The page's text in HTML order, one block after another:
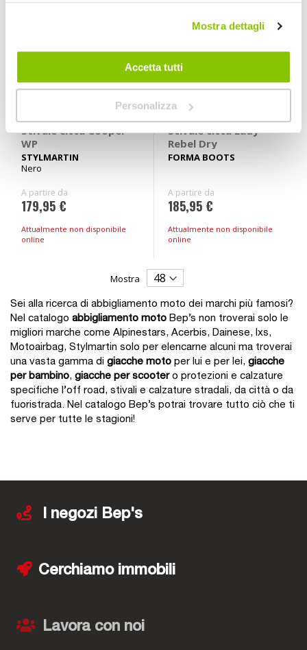
Mostra dettagli
Accetta tutti
Personalizza
Stivale citta Cooper
WP
STYLMARTIN
Nero
A partire da
179,95 €
Attualmente non disponibile
online
Stivale citta Lady
Rebel Dry
FORMA BOOTS
A partire da
185,95 €
Attualmente non disponibile
online
Mostra
Sei alla ricerca di abbigliamento moto dei marchi più famosi?
Nel catalogo abbigliamento moto Bep’s non troverai solo le
migliori marche come Alpinestars, Acerbis, Dainese, Ixs,
Motoairbag, Stylmartin solo per elencarne alcuni ma troverai
una vasta gamma di giacche moto per lui e per lei, giacche
per bambino, giacche per scootero protezioni e calzature
specifiche l’off road, stivali e calzature stradali, da città o da
fuoristrada. Nel catalogo Bep’s potrai trovare tutto ciò che ti
serve per tutte le stagioni!
I negozi Bep's
Cerchiamo immobili
Lavora con noi